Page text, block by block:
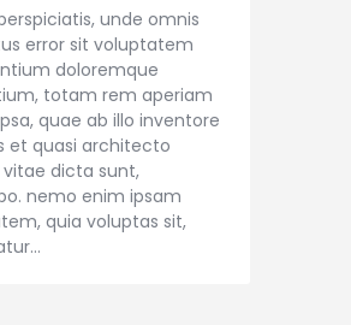
unde omnis
error sit voluptatem
doloremque
totam rem aperiam
quae ab illo inventore
et quasi architecto
dicta sunt,
nemo enim ipsam
quia voluptas sit,